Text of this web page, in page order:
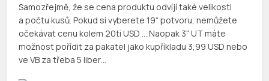
Samozřejmě, že se cena produktu odvíjí také velikosti
a počtu kusů. Pokud si vyberete 19“ potvoru, nemůžete
očekávat cenu kolem 20ti USD ….Naopak 3“ UT máte
možnost pořídit za pakatel jako kupříkladu 3,99 USD nebo
ve VB za třeba 5 liber…